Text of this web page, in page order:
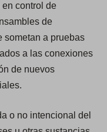
control de
de
sometan a pruebas
a las conexiones
de nuevos
o no intencional del